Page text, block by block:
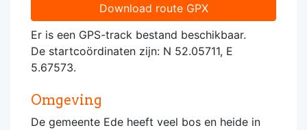
Download route GPX
Er is een GPS-track bestand beschikbaar.
De startcoördinaten zijn: N 52.05711, E
5.67573.
Omgeving
De gemeente Ede heeft veel bos en heide in